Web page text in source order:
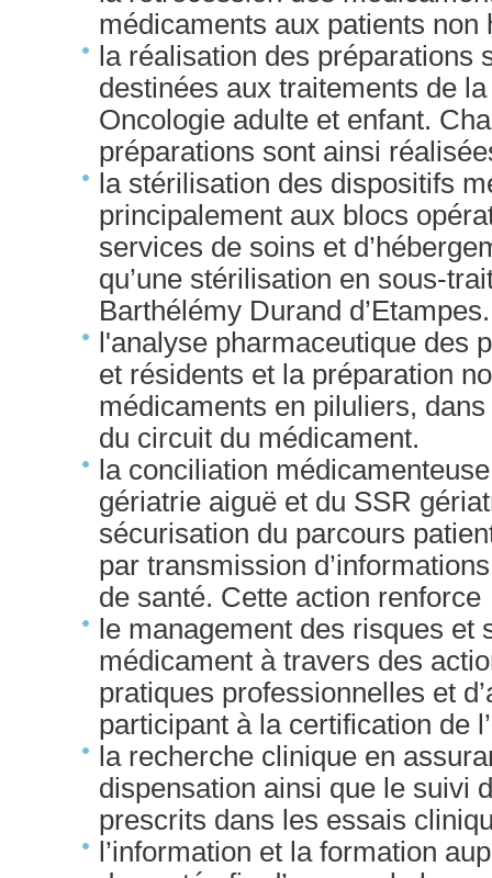
médicaments aux patients non
la réalisation des préparations
destinées aux traitements de
Oncologie adulte et enfant.
préparations sont ainsi
la stérilisation des dispositifs
principalement aux blocs
services de soins et
qu’une stérilisation en sous-
Barthélémy Durand d’Etampes.
l'analyse pharmaceutique des
et résidents et la préparation
médicaments en piluliers,
du circuit du médicament.
la conciliation
gériatrie aiguë et du SSR
sécurisation du parcours
par transmission
de santé. Cette action
le management des risques et
médicament à travers des
pratiques professionnelles et
participant à la certification de
la recherche clinique en
dispensation ainsi que le suivi
prescrits dans les essais
l’information et la formation